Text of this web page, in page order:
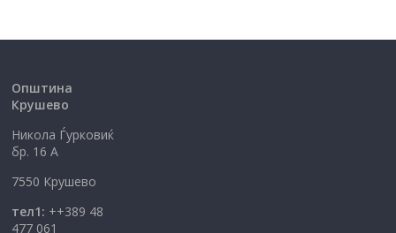
Општина
Крушево
Никола Ѓурковиќ
бр. 16 А
7550 Крушево
тел1: ++389 48
477 061